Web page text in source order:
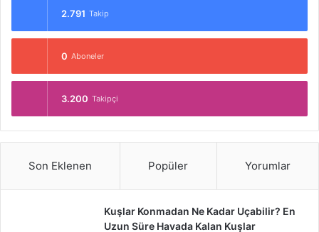
2.791 Takip
0 Aboneler
3.200 Takipçi
Son Eklenen Popüler Yorumlar
Kuşlar Konmadan Ne Kadar Uçabilir? En
Uzun Süre Havada Kalan Kuşlar